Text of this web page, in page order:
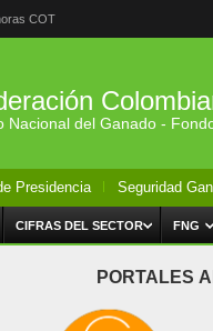
COT
Nacional del Ganado -
Presidencia Seguridad
CIFRAS DEL SECTOR FNG
PORTALES